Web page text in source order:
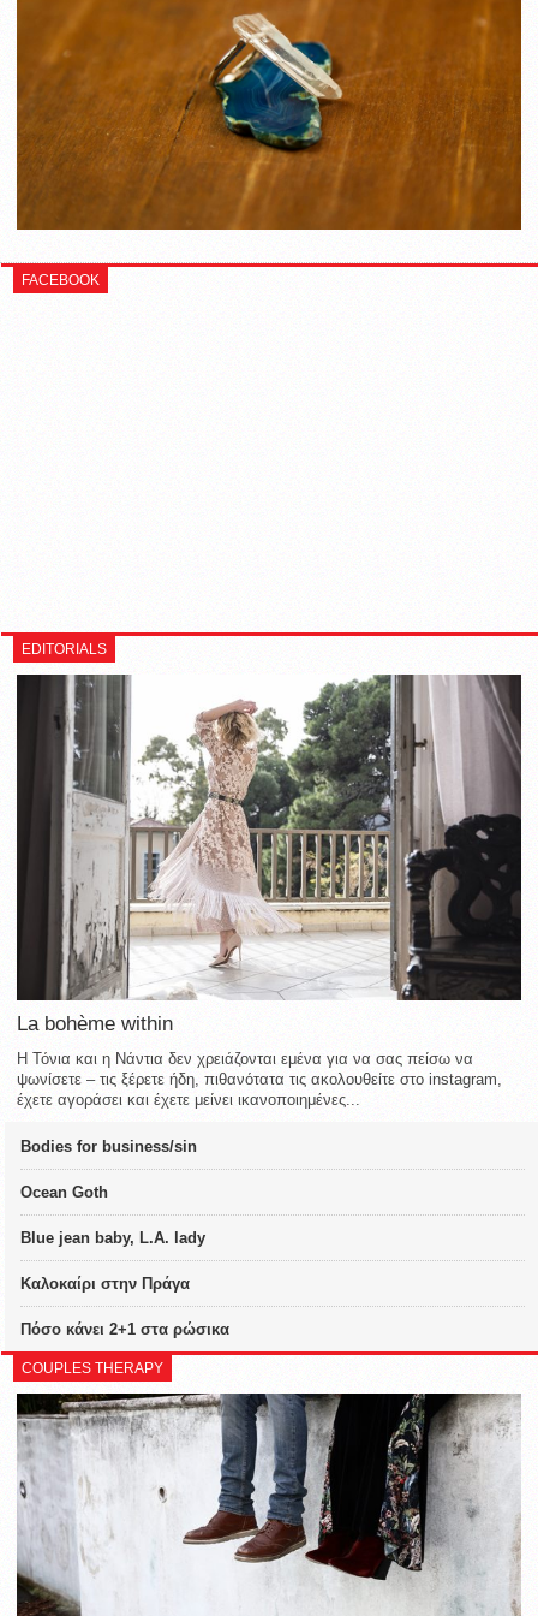
FACEBOOK
EDITORIALS
La bohème within
Η Τόνια και η Νάντια δεν χρειάζονται εμένα για να σας πείσω να
ψωνίσετε – τις ξέρετε ήδη, πιθανότατα τις ακολουθείτε στο instagram,
έχετε αγοράσει και έχετε μείνει ικανοποιημένες...
Bodies for business/sin
Ocean Goth
Blue jean baby, L.A. lady
Καλοκαίρι στην Πράγα
Πόσο κάνει 2+1 στα ρώσικα
COUPLES THERAPY